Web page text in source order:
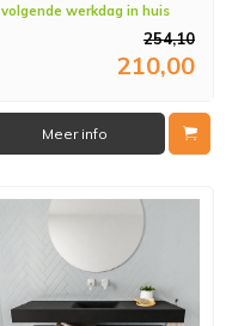
volgende werkdag in huis
254,10
210,00
Meer info